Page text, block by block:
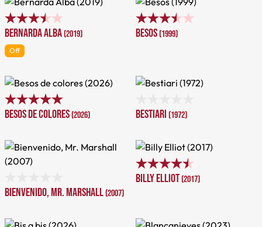
Bernarda Alba(2019)
Off
Besos(1999)
Besos de colores(2026) Bestiari (1972)
Bienvenido, Mr. Marshall(2007)
Billy Elliot(2017)